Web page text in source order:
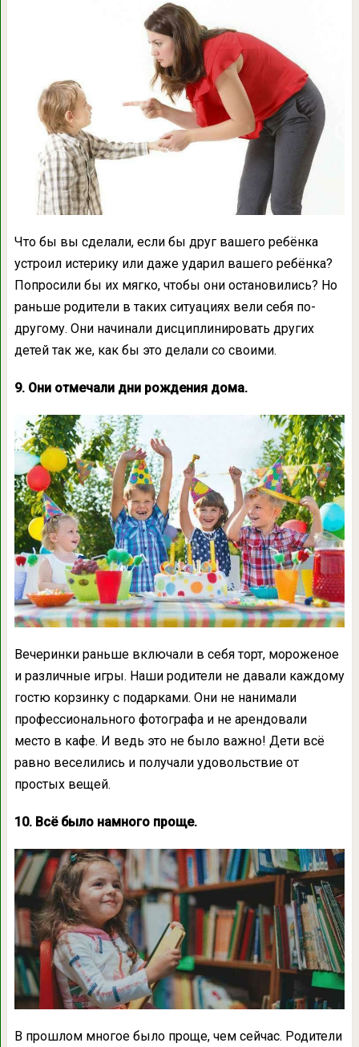
Что бы вы сделали, если бы друг вашего ребёнка
устроил истерику или даже ударил вашего ребёнка?
Попросили бы их мягко, чтобы они остановились? Но
раньше родители в таких ситуациях вели себя по-
другому. Они начинали дисциплинировать других
детей так же, как бы это делали со своими.
9. Они отмечали дни рождения дома.
Вечеринки раньше включали в себя торт, мороженое
и различные игры. Наши родители не давали каждому
гостю корзинку с подарками. Они не нанимали
профессионального фотографа и не арендовали
место в кафе. И ведь это не было важно! Дети всё
равно веселились и получали удовольствие от
простых вещей.
10. Всё было намного проще.
В прошлом многое было проще, чем сейчас. Родители